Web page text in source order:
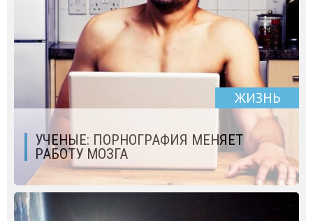
ЖИЗНЬ
УЧЕНЫЕ: ПОРНОГРАФИЯ МЕНЯЕТ
РАБОТУ МОЗГА